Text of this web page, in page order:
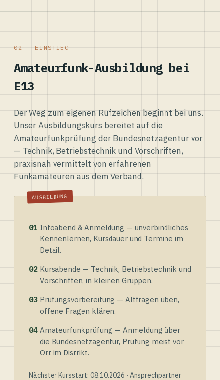
02 — EINSTIEG
Amateurfunk-Ausbildung bei
E13
Der Weg zum eigenen Rufzeichen beginnt bei uns.
Unser Ausbildungskurs bereitet auf die
Amateurfunkprüfung der Bundesnetzagentur vor
— Technik, Betriebstechnik und Vorschriften,
praxisnah vermittelt von erfahrenen
Funkamateuren aus dem Verband.
01 Infoabend & Anmeldung — unverbindliches
Kennenlernen, Kursdauer und Termine im
Detail.
02 Kursabende — Technik, Betriebstechnik und
Vorschriften, in kleinen Gruppen.
03 Prüfungsvorbereitung — Altfragen üben,
offene Fragen klären.
04 Amateurfunkprüfung — Anmeldung über
die Bundesnetzagentur, Prüfung meist vor
Ort im Distrikt.
Nächster Kursstart: 08.10.2026 · Ansprechpartner